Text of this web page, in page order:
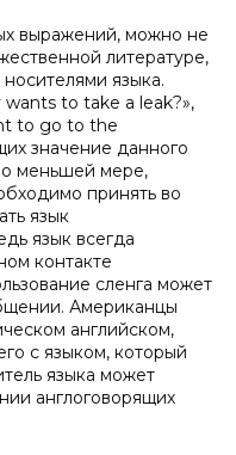
выражений, можно не
литературе,
языка.
to take a leak?»,
to go to the
значение данного
меньшей мере,
принять во
язык
язык всегда
контакте
сленга может
Американцы
английском,
с языком, который
языка может
англоговорящих